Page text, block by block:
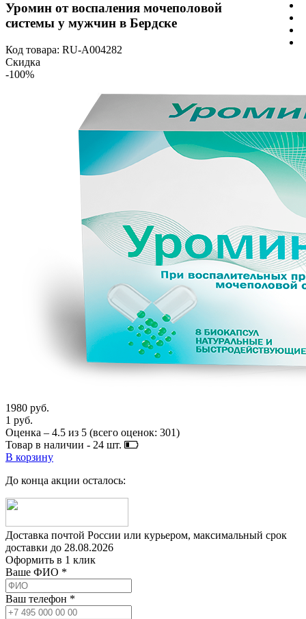
Уромин от воспаления мочеполовой
системы у мужчин в Бердске
Код товара: RU-A004282
Скидка
-100%
1980 руб.
1 руб.
Оценка – 4.5 из 5 (всего оценок: 301)
Товар в наличии - 24 шт.
В корзину
До конца акции осталось:
Доставка почтой России или курьером, максимальный срок
доставки до 28.08.2026
Оформить в 1 клик
Ваше ФИО *
Ваш телефон *